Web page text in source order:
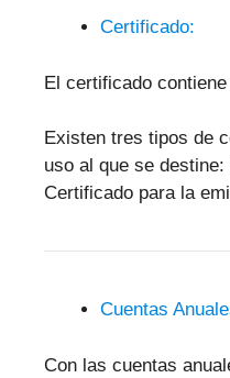
Certificado:
El certificado
Existen tres tipos de
uso al que se
Certificado para la
Cuentas
Con las cuentas